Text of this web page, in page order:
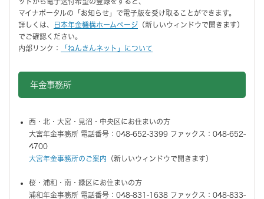
マイナポータルの「お知らせ」で電子版を受け取ることができます。
詳しくは、
日本年金機構ホームページ （新しいウィンドウで開きます）
でご確認ください。
内部リンク：
「ねんきんネット」について
年金事務所
西・北・大宮・見沼・中央区にお住まいの方
大宮年金事務所 電話番号：048-652-3399 ファックス：048-652-
4700
大宮年金事務所のご案内 （新しいウィンドウで開きます）
桜・浦和・南・緑区にお住まいの方
浦和年金事務所 電話番号：048-831-1638 ファックス：048-833-